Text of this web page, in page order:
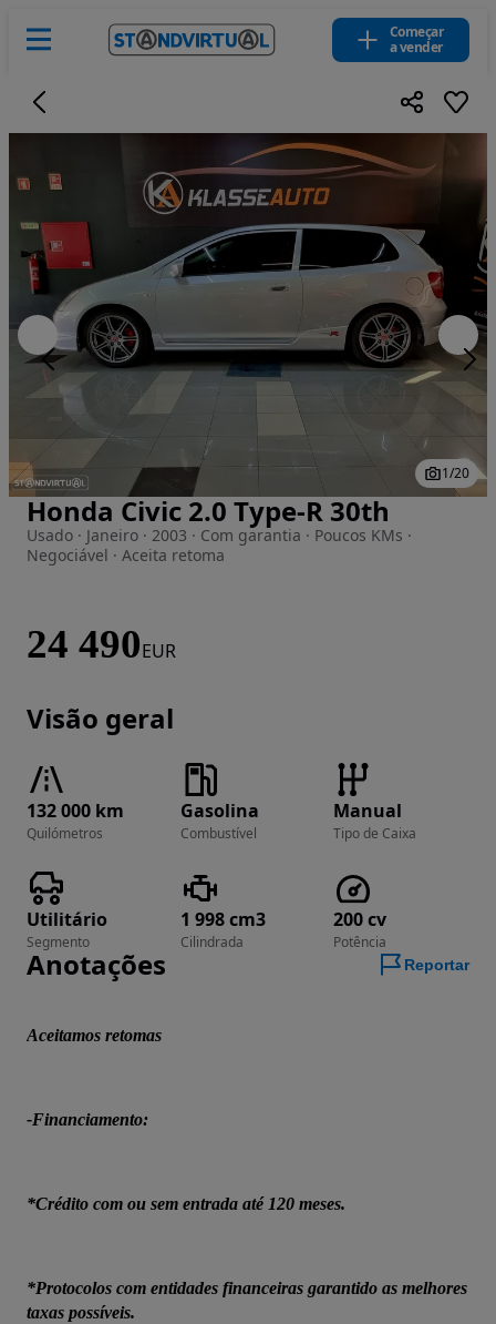
Começar
a vender
Imagem 1 de 20
1/20
Honda Civic 2.0 Type-R 30th
Usado · Janeiro · 2003 · Com garantia · Poucos KMs ·
Negociável · Aceita retoma
24 490EUR
Visão geral
132 000 km
Quilómetros
Gasolina
Combustível
Manual
Tipo de Caixa
Utilitário
Segmento
1 998 cm3
Cilindrada
200 cv
Potência
Anotações Reportar
Aceitamos retomas
-Financiamento:
*Crédito com ou sem entrada até 120 meses.
*Protocolos com entidades financeiras garantido as melhores
taxas possíveis.